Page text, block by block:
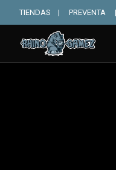
TIENDAS | PREVENTA